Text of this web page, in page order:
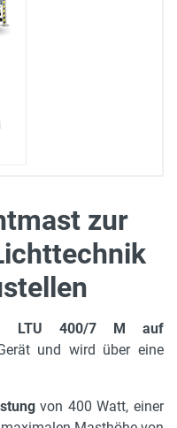
Bedienung
Lichtjustierung
Transport
in Bitzen
zur
LTU 400/7 M auf
und wird über eine
von 400 Watt, einer